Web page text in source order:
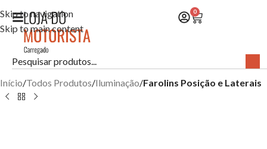
Skip to navigation
Skip to main content
0
Início Todos Produtos Iluminação Farolins Posição e Laterais